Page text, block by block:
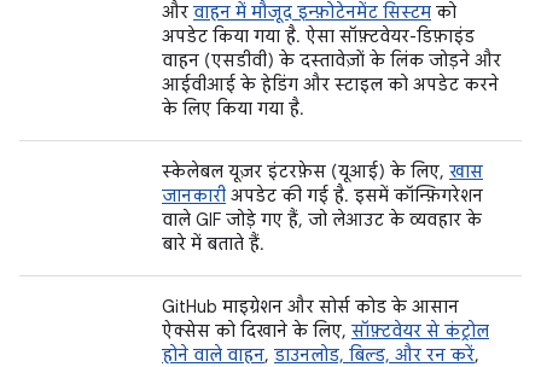
और वाहन में मौजूद इन्फ़ोटेनमेंट सिस्टम को
अपडेट किया गया है. ऐसा सॉफ़्टवेयर-डिफ़ाइंड
वाहन (एसडीवी) के दस्तावेज़ों के लिंक जोड़ने और
आईवीआई के हेडिंग और स्टाइल को अपडेट करने
के लिए किया गया है.
स्केलेबल यूज़र इंटरफ़ेस (यूआई) के लिए, खास
जानकारी अपडेट की गई है. इसमें कॉन्फ़िगरेशन
वाले GIF जोड़े गए हैं, जो लेआउट के व्यवहार के
बारे में बताते हैं.
GitHub माइग्रेशन और सोर्स कोड के आसान
ऐक्सेस को दिखाने के लिए, सॉफ़्टवेयर से कंट्रोल
होने वाले वाहन, डाउनलोड, बिल्ड, और रन करें,